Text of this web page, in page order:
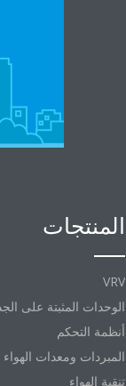
المنتجات
VRV
الوحدات المثبتة على
أنظمة التحكم
المبردات ومعدات الهواء
تنقية الهواء